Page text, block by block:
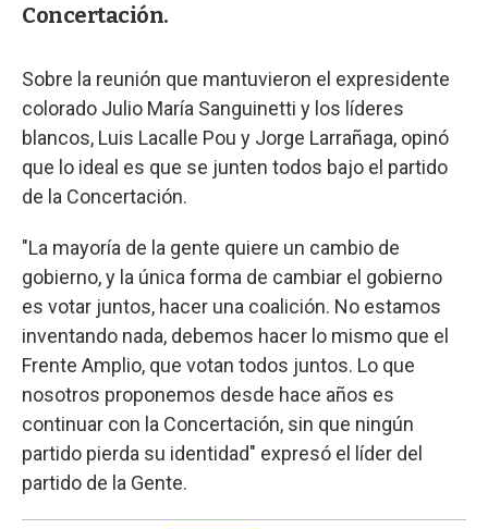
Concertación.
Sobre la reunión que mantuvieron el expresidente
colorado Julio María Sanguinetti y los líderes
blancos, Luis Lacalle Pou y Jorge Larrañaga, opinó
que lo ideal es que se junten todos bajo el partido
de la Concertación.
"La mayoría de la gente quiere un cambio de
gobierno, y la única forma de cambiar el gobierno
es votar juntos, hacer una coalición. No estamos
inventando nada, debemos hacer lo mismo que el
Frente Amplio, que votan todos juntos. Lo que
nosotros proponemos desde hace años es
continuar con la Concertación, sin que ningún
partido pierda su identidad" expresó el líder del
partido de la Gente.